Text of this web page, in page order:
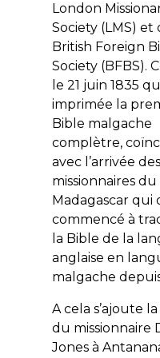
London
Society (LMS) et
British Foreign
Society (BFBS).
le 21 juin 1835
imprimée la
Bible malgache
complètre,
avec l’arrivée des
missionnaires du
Madagascar qui
commencé à
la Bible de la
anglaise en
malgache depuis
A cela s’ajoute
du missionnaire
Jones à